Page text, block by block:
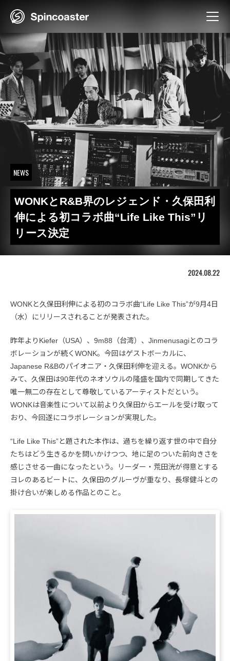
NEWS
WONKとR&B界のレジェンド・久保田利
伸による初コラボ曲“Life Like This”リ
リース決定
2024.08.22
WONKと久保田利伸による初のコラボ曲“Life Like This”が9月4日
（水）にリリースされることが発表された。
昨年よりKiefer（USA）、9m88（台湾）、Jinmenusagiとのコラ
ボレーションが続くWONK。今回はゲストボーカルに、
Japanese R&Bのパイオニア・久保田利伸を迎える。WONKから
みて、久保田は90年代のネオソウルの隆盛を国内で同期してきた
唯一無二の存在として尊敬しているアーティストだという。
WONKは音楽性について以前より久保田からエールを受け取って
おり、今回遂にコラボレーションが実現した。
“Life Like This”と題された本作は、過ちを繰り返す世の中で自分
たちはどう生きるかを問いかけつつ、地に足のついた前向きさを
感じさせる一曲になったという。リーダー・荒田洸が得意とする
ヨレのあるビートに、久保田のグルーヴが重なり、長塚健斗との
掛け合いが楽しめる作品とのこと。